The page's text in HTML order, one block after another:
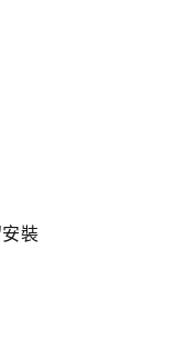
裝